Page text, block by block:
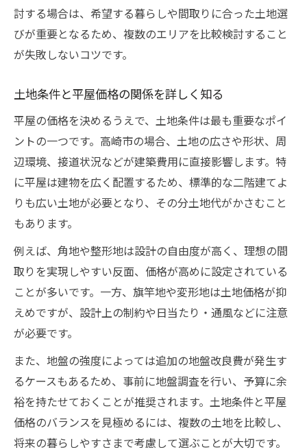
中古や古民家の平屋も検討してみる価値
中古平屋や古民家のメリットと価格相場
古民家平屋の魅力と費用感を比較する
平屋中古物件の選び方と価格交渉のコツ
高崎市で平屋の中古を探す際のポイント
高崎で平屋を安く建てるための費用工夫
平屋の価格を抑えるための具体的な工夫
高崎市で平屋費用を節約するコツと注意点
平屋建築費用を下げる設計・施工の工夫
賢く平屋を安く建てるための情報収集術
高崎市で平屋価格を抑える交渉のポイント
討する場合は、希望する暮らしや間取りに合った土地選
びが重要となるため、複数のエリアを比較検討すること
が失敗しないコツです。
土地条件と平屋価格の関係を詳しく知る
平屋の価格を決めるうえで、土地条件は最も重要なポイ
ントの一つです。高崎市の場合、土地の広さや形状、周
辺環境、接道状況などが建築費用に直接影響します。特
に平屋は建物を広く配置するため、標準的な二階建てよ
りも広い土地が必要となり、その分土地代がかさむこと
もあります。
例えば、角地や整形地は設計の自由度が高く、理想の間
取りを実現しやすい反面、価格が高めに設定されている
ことが多いです。一方、旗竿地や変形地は土地価格が抑
えめですが、設計上の制約や日当たり・通風などに注意
が必要です。
また、地盤の強度によっては追加の地盤改良費が発生す
るケースもあるため、事前に地盤調査を行い、予算に余
裕を持たせておくことが推奨されます。土地条件と平屋
価格のバランスを見極めるには、複数の土地を比較し、
将来の暮らしやすさまで考慮して選ぶことが大切です。